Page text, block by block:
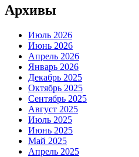
Архивы
Июль 2026
Июнь 2026
Апрель 2026
Январь 2026
Декабрь 2025
Октябрь 2025
Сентябрь 2025
Август 2025
Июль 2025
Июнь 2025
Май 2025
Апрель 2025